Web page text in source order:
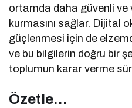
ortamda daha güvenli ve
kurmasını sağlar. Dijital
güçlenmesi için de
ve bu bilgilerin doğru bir
toplumun karar verme
Özetle…